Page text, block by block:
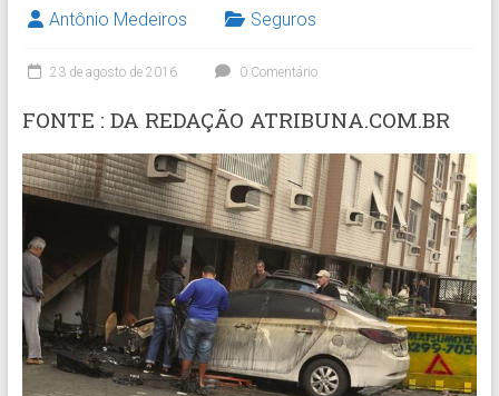
Antônio Medeiros Seguros
23 de agosto de 2016 0 Comentário
FONTE : DA REDAÇÃO ATRIBUNA.COM.BR